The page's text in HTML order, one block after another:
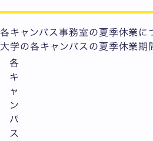
各キャンパス事務室の夏季休業に
大学の各キャンパスの夏季休業期
各
キ
ャ
ン
パ
ス